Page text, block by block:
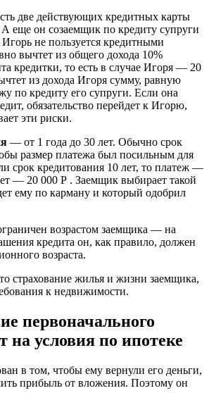
две действующих кредитных карты
еще он созаемщик по кредиту супруги
не пользуется кредитными
вычтет из общего дохода 10%
кредитки, то есть в случае Игоря — 20
из дохода Игоря сумму, равную
по кредиту его супруги. Если она
обязательство перейдет к Игорю,
эти риски.
— от 1 года до 30 лет. Обычно срок
размер платежа был посильным для
срок кредитования 10 лет, то платеж —
— 20 000 Р . Заемщик выбирает такой
ему по карману и который одобрил
возрастом заемщика — на
кредита он, как правило, должен
возраста.
страхование жилья и жизни заемщика,
к недвижимости.
первоначального
на условия по ипотеке
в том, чтобы ему вернули его деньги,
прибыль от вложения. Поэтому он